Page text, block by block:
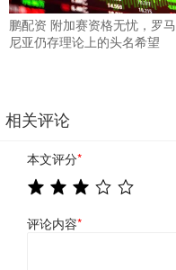
鹏配资 附加赛资格无忧，罗马
尼亚仍存理论上的头名希望
相关评论
本文评分*
评论内容*